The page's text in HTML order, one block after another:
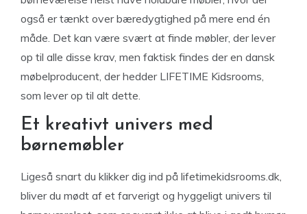
også er tænkt over bæredygtighed på mere end én
måde. Det kan være svært at finde møbler, der lever
op til alle disse krav, men faktisk findes der en dansk
møbelproducent, der hedder LIFETIME Kidsrooms,
som lever op til alt dette.
Et kreativt univers med
børnemøbler
Ligeså snart du klikker dig ind på lifetimekidsrooms.dk,
bliver du mødt af et farverigt og hyggeligt univers til